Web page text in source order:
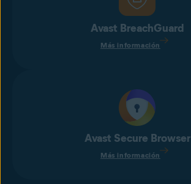
Avast BreachGuard
Más información
Avast Secure Browser
Más información